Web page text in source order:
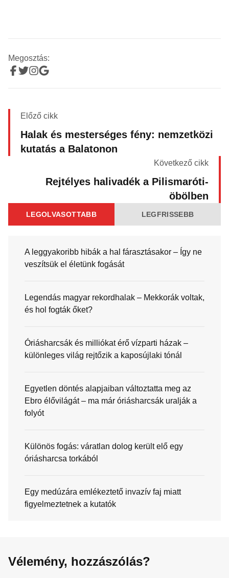
Megosztás:
Előző cikk
Halak és mesterséges fény: nemzetközi
kutatás a Balatonon
Következő cikk
Rejtélyes halivadék a Pilismaróti-
öbölben
LEGOLVASOTTABB LEGFRISSEBB
A leggyakoribb hibák a hal fárasztásakor – Így ne
veszítsük el életünk fogását
Legendás magyar rekordhalak – Mekkorák voltak,
és hol fogták őket?
Óriásharcsák és milliókat érő vízparti házak –
különleges világ rejtőzik a kaposújlaki tónál
Egyetlen döntés alapjaiban változtatta meg az
Ebro élővilágát – ma már óriásharcsák uralják a
folyót
Különös fogás: váratlan dolog került elő egy
óriásharcsa torkából
Egy medúzára emlékeztető invazív faj miatt
figyelmeztetnek a kutatók
Vélemény, hozzászólás?